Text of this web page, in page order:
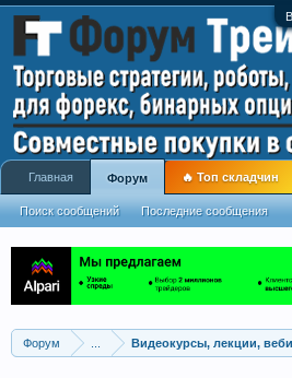
Форум Видеокурсы, лекции,
Главная Форум
Поиск сообщений Последние сообщения
🔥 Топ складчин